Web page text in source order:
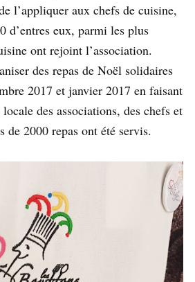
l’appliquer aux chefs de cuisine,
d’entres eux, parmi les plus
ont rejoint l’association.
des repas de Noël solidaires
2017 et janvier 2017 en faisant
des associations, des chefs et
de 2000 repas ont été servis.